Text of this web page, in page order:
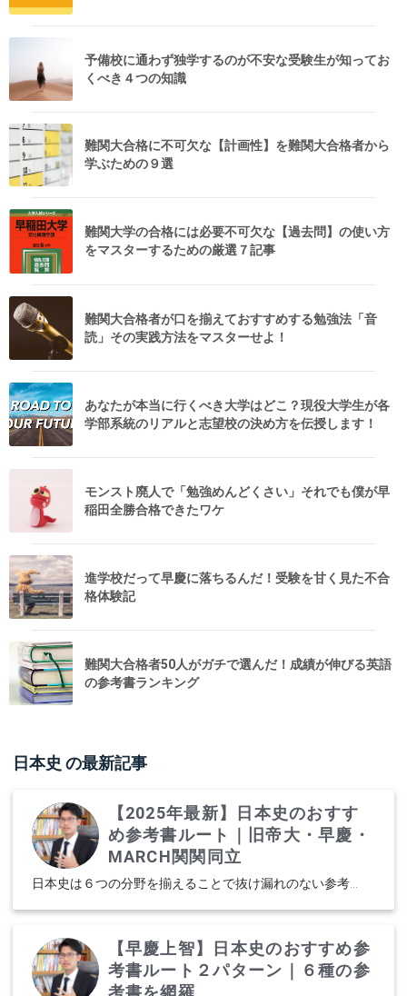
予備校に通わず独学するのが不安な受験生が知ってお
くべき４つの知識
難関大合格に不可欠な【計画性】を難関大合格者から
学ぶための９選
難関大学の合格には必要不可欠な【過去問】の使い方
をマスターするための厳選７記事
難関大合格者が口を揃えておすすめする勉強法「音
読」その実践方法をマスターせよ！
あなたが本当に行くべき大学はどこ？現役大学生が各
学部系統のリアルと志望校の決め方を伝授します！
モンスト廃人で「勉強めんどくさい」それでも僕が早
稲田全勝合格できたワケ
進学校だって早慶に落ちるんだ！受験を甘く見た不合
格体験記
難関大合格者50人がガチで選んだ！成績が伸びる英語
の参考書ランキング
日本史 の最新記事
【2025年最新】日本史のおすす
め参考書ルート｜旧帝大・早慶・
MARCH関関同立
日本史は６つの分野を揃えることで抜け漏れのない参考...
【早慶上智】日本史のおすすめ参
考書ルート２パターン｜６種の参
考書を網羅